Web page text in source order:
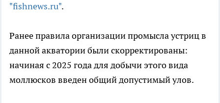
"fishnews.ru".
Ранее правила организации промысла устриц в
данной акватории были скорректированы:
начиная с 2025 года для добычи этого вида
моллюсков введен общий допустимый улов.